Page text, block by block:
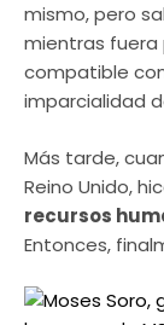
mismo, pero
mientras
compatible
imparcialidad
Más tarde,
Reino Unido,
recursos
Entonces,